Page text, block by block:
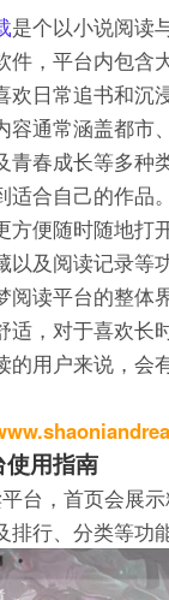
是个以小说阅读
件，平台内包含
欢日常追书和沉
容通常涵盖都市
青春成长等多种
适合自己的作品
方便随时随地打
以及阅读记录等
阅读平台的整体
适，对于喜欢长
的用户来说，会
使用指南
台，首页会展
行、分类等功能